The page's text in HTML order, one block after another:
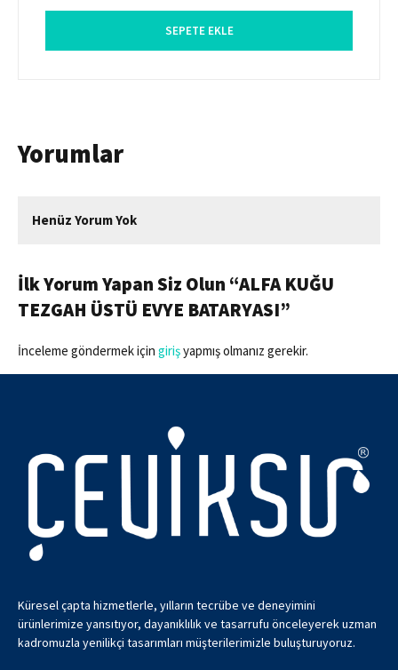
SEPETE EKLE
Yorumlar
Henüz Yorum Yok
İlk Yorum Yapan Siz Olun “ALFA KUĞU
TEZGAH ÜSTÜ EVYE BATARYASI”
İnceleme göndermek için girişyapmış olmanız gerekir.
Küresel çapta hizmetlerle, yılların tecrübe ve deneyimini
ürünlerimize yansıtıyor, dayanıklılık ve tasarrufu önceleyerek uzman
kadromuzla yenilikçi tasarımları müşterilerimizle buluşturuyoruz.